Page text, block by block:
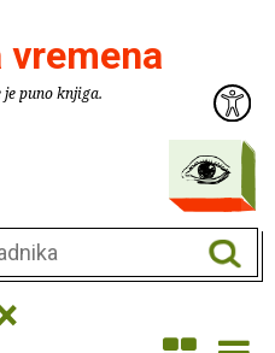
vremena
je puno knjiga.